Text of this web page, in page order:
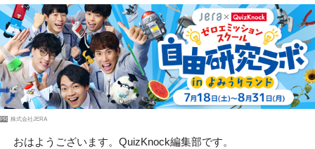
PR 株式会社JERA
おはようございます。QuizKnock編集部です。